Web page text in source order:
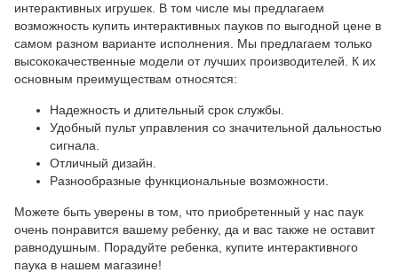
интерактивных игрушек. В том числе мы предлагаем
возможность купить интерактивных пауков по выгодной цене в
самом разном варианте исполнения. Мы предлагаем только
высококачественные модели от лучших производителей. К их
основным преимуществам относятся:
Надежность и длительный срок службы.
Удобный пульт управления со значительной дальностью
сигнала.
Отличный дизайн.
Разнообразные функциональные возможности.
Можете быть уверены в том, что приобретенный у нас паук
очень понравится вашему ребенку, да и вас также не оставит
равнодушным. Порадуйте ребенка, купите интерактивного
паука в нашем магазине!